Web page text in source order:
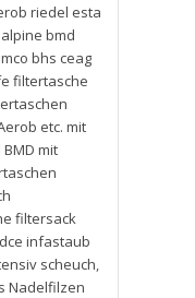
riedel esta
bmd
bhs ceag
filtertasche
etc. mit
mit
filtersack
infastaub
scheuch,
Nadelfilzen